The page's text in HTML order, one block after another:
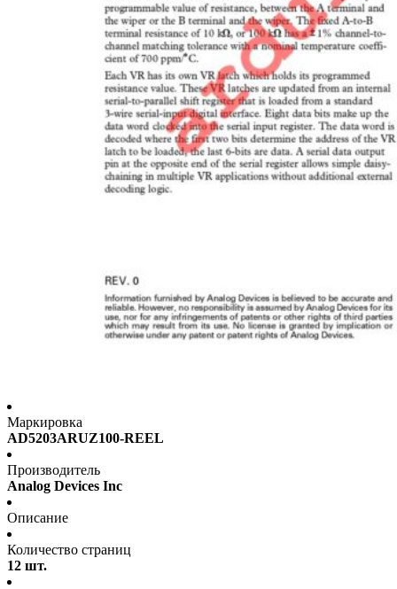
Маркировка
AD5203ARUZ100-REEL
Производитель
Analog Devices Inc
Описание
Количество страниц
12 шт.